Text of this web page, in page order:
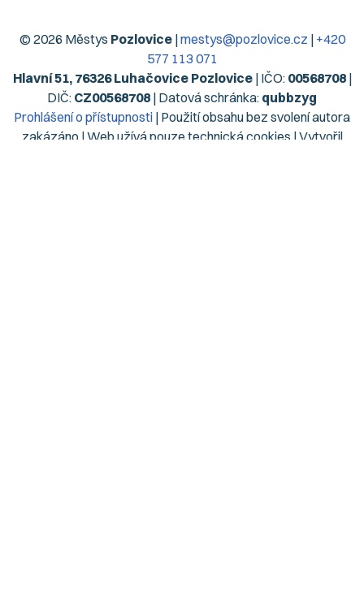
© 2026 Městys Pozlovice|mestys@pozlovice.cz | +420
577 113 071
Hlavní 51, 76326 Luhačovice Pozlovice| IČO: 00568708|
DIČ: CZ00568708 | Datová schránka: qubbzyg
Prohlášení o přístupnosti | Použití obsahu bez svolení autora
zakázáno | Web užívá pouze technická cookies | Vytvořil